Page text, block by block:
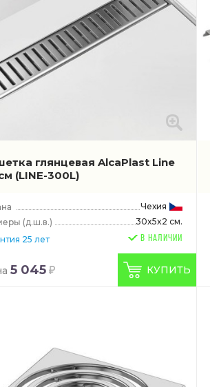
глянцевая AlcaPlast Line
(LINE-300L)
Чехия
(д.ш.в.)
30x5x2 см.
25 лет
В НАЛИЧИИ
5 045 КУПИТЬ